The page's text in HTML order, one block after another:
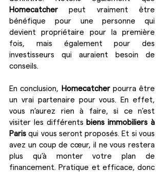
Homecatcher peut vraiment être
bénéfique pour une personne qui
devient propriétaire pour la première
fois, mais également pour des
investisseurs qui auraient besoin de
conseils.
En conclusion, Homecatcher pourra être
un vrai partenaire pour vous. En effet,
vous n’aurez rien à faire, si ce n’est
visiter les différents biens immobiliers à
Paris qui vous seront proposés. Et si vous
avez un coup de cœur, il ne vous restera
plus qu’à monter votre plan de
financement. Pratique et efficace, donc